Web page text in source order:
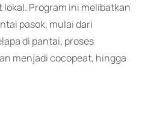
Program ini melibatkan
pasok, mulai dari
di pantai, proses
menjadi cocopeat, hingga